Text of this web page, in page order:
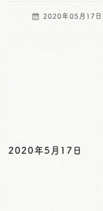
2020年05月17日
2020年5月17日